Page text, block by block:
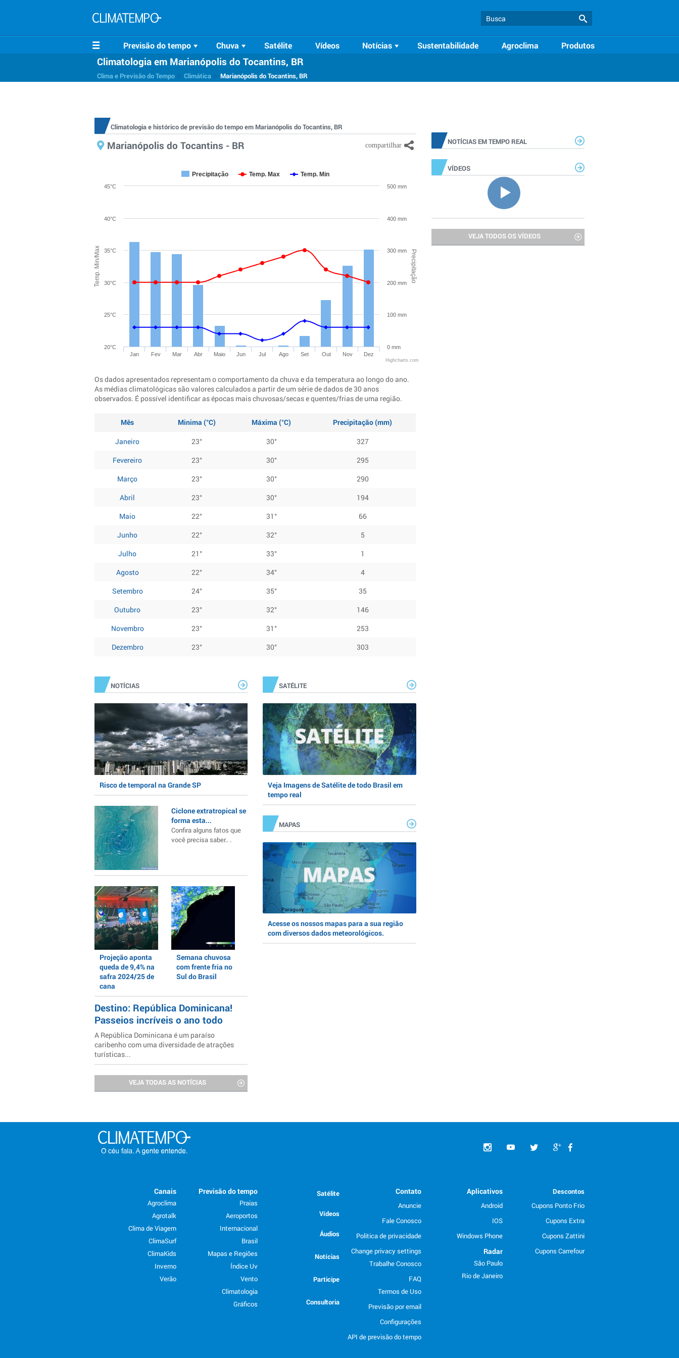
Previsão do tempo Chuva Satélite Vídeos Notícias Sustentabilidade Agroclima Produtos
Climatologia em Marianópolis do Tocantins, BR
Clima e Previsão do Tempo Climática Marianópolis do Tocantins, BR
Climatologia e histórico de previsão do tempo em Marianópolis do Tocantins, BR
Marianópolis do Tocantins - BR
Temp. Min/Max Precipitação
Precipitação Temp. Max Temp. Min
Jan Fev Mar Abr Maio Jun Jul Ago Set Out Nov Dez
20°C
25°C
30°C
35°C
40°C
45°C
0 mm
100 mm
200 mm
300 mm
400 mm
500 mm
Highcharts.com
Os dados apresentados representam o comportamento da chuva e da temperatura ao longo do ano.
As médias climatológicas são valores calculados a partir de um série de dados de 30 anos
observados. É possível identificar as épocas mais chuvosas/secas e quentes/frias de uma região.
Mês Minima (°C) Máxima (°C)
Precipitação (mm)
Janeiro
23° 30°
327
Fevereiro
23° 30°
295
Março
23° 30°
290
Abril
23° 30°
194
Maio
22° 31°
66
Junho
22° 32°
5
Julho
21° 33°
1
Agosto
22° 34°
4
Setembro
24° 35°
35
Outubro
23° 32°
146
Novembro
23° 31°
253
Dezembro
23° 30° 303
NOTÍCIAS EM TEMPO REAL
VÍDEOS
VEJA TODOS OS VÍDEOS
NOTÍCIAS
Risco de temporal na Grande SP
Ciclone extratropical se
forma esta...
Confira alguns fatos que
você precisa saber.. .
Projeção aponta
queda de 9,4% na
safra 2024/25 de
cana
Semana chuvosa
com frente fria no
Sul do Brasil
Destino: República Dominicana!
Passeios incríveis o ano todo
A República Dominicana é um paraíso
caribenho com uma diversidade de atrações
turísticas...
VEJA TODAS AS NOTÍCIAS
SATÉLITE
Veja Imagens de Satélite de todo Brasil em
tempo real
MAPAS
Acesse os nossos mapas para a sua região
com diversos dados meteorológicos.
Descontos
Cupons Ponto Frio
Cupons Extra
Cupons Zattini
Cupons Carrefour
Aplicativos
Android
IOS
Windows Phone
Radar
São Paulo
Rio de Janeiro
Contato
Anuncie
Fale Conosco
Politica de privacidade
Change privacy settings
Trabalhe Conosco
FAQ
Termos de Uso
Previsão por email
Configurações
API de previsão do tempo
Satélite
Vídeos
Áudios
Notícias
Participe
Consultoria
Previsão do tempo
Praias
Aeroportos
Internacional
Brasil
Mapas e Regiões
Índice Uv
Vento
Climatologia
Gráficos
Canais
Agroclima
Agrotalk
Clima de Viagem
ClimaSurf
ClimaKids
Inverno
Verão